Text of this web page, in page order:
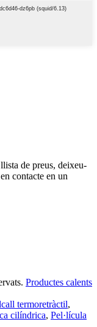
de preus, deixeu-
contacte en un
Productes calents
termoretràctil,
cilíndrica, Pel·lícula